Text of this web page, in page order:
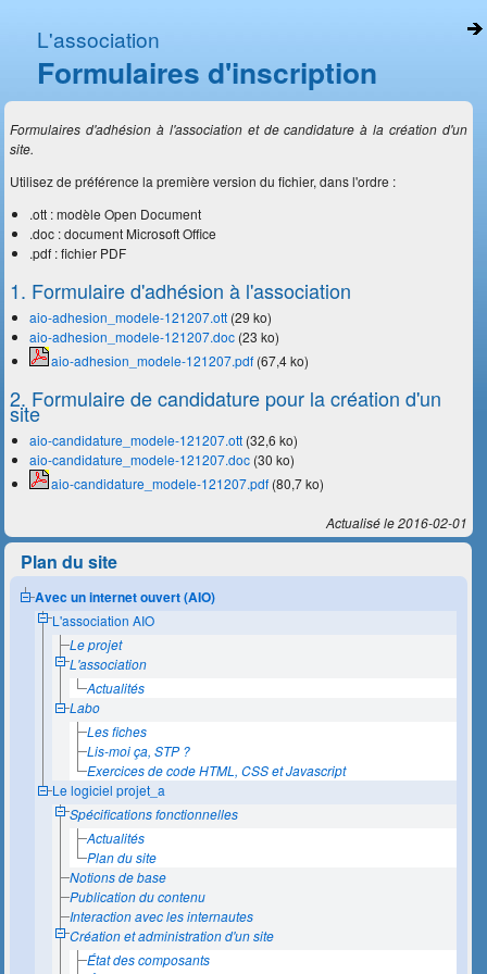
L'association
Formulaires d'inscription
Formulaires d'adhésion à l'association et de candidature à la création d'un
site.
Utilisez de préférence la première version du fichier, dans l'ordre :
.ott : modèle Open Document
.doc : document Microsoft Office
.pdf : fichier PDF
1. Formulaire d'adhésion à l'association
aio-adhesion_modele-121207.ott(29 ko)
aio-adhesion_modele-121207.doc(23 ko)
aio-adhesion_modele-121207.pdf(67,4 ko)
2. Formulaire de candidature pour la création d'un
site
aio-candidature_modele-121207.ott(32,6 ko)
aio-candidature_modele-121207.doc(30 ko)
aio-candidature_modele-121207.pdf(80,7 ko)
Actualisé le 2016-02-01
Plan du site
Avec un internet ouvert (AIO)
L'association AIO
Le projet
L'association
Actualités
Labo
Les fiches
Lis-moi ça, STP ?
Exercices de code HTML, CSS et Javascript
Le logiciel projet_a
Spécifications fonctionnelles
Actualités
Plan du site
Notions de base
Publication du contenu
Interaction avec les internautes
Création et administration d'un site
État des composants